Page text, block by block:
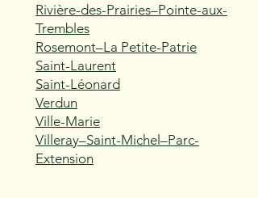
Rivière-des-Prairies–Pointe-aux-
Trembles
Rosemont–La Petite-Patrie
Saint-Laurent
Saint-Léonard
Verdun
Ville-Marie
Villeray–Saint-Michel–Parc-
Extension